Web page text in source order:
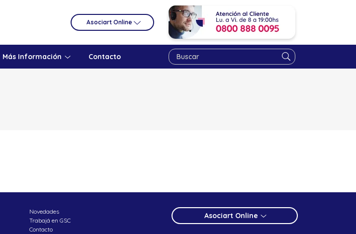
Asociart Online
Más Información Contacto
Novedades
Trabajá en GSC
Contacto
Asociart Online